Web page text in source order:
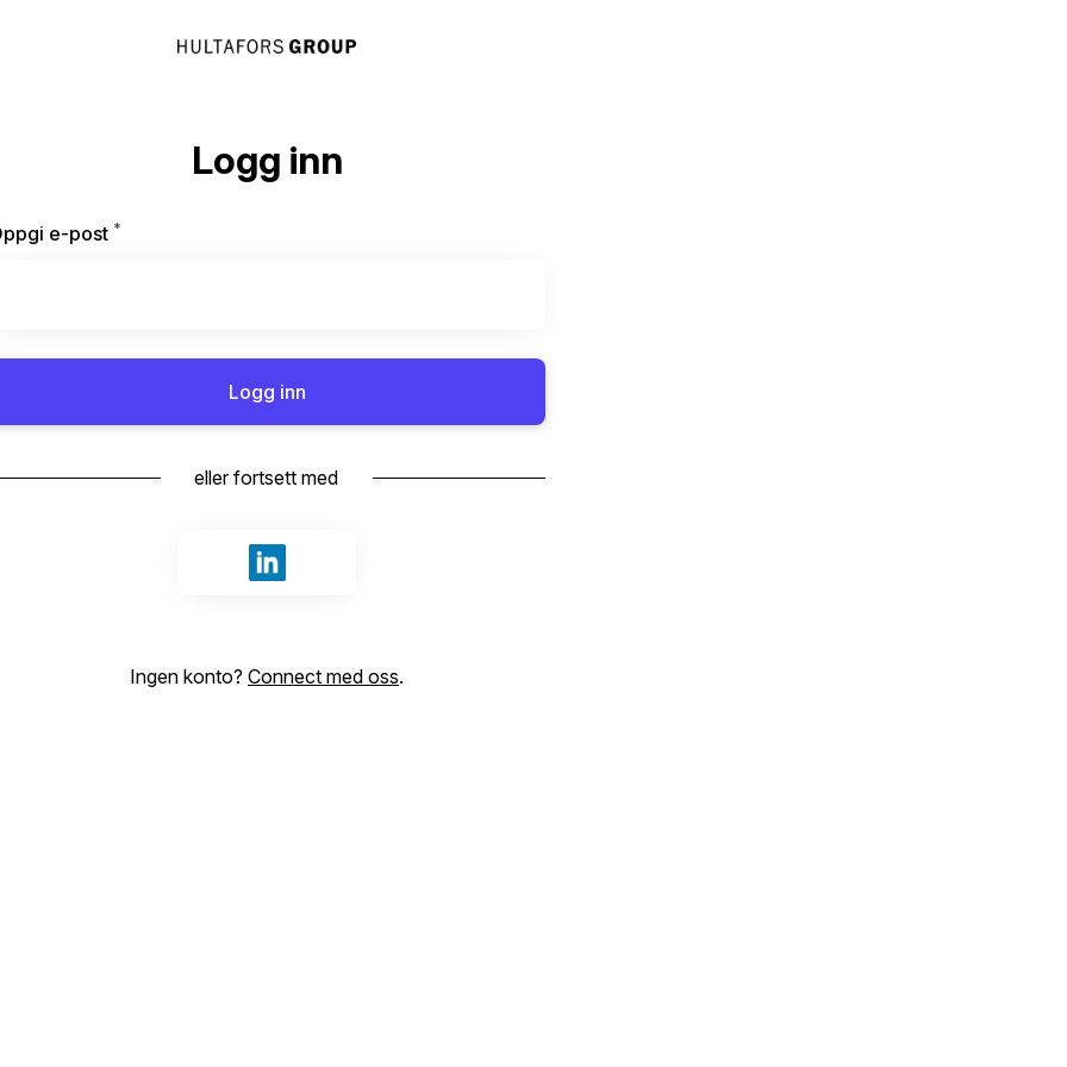
Logg inn
e-post *
Logg inn
eller fortsett med
Logg inn med LinkedIn
Ingen konto? Connect med oss.